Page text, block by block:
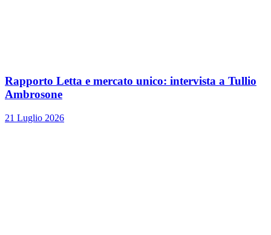
Rapporto Letta e mercato unico: intervista a Tullio
Ambrosone
21 Luglio 2026